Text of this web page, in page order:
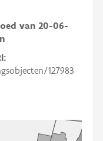
van 20-06-
127983